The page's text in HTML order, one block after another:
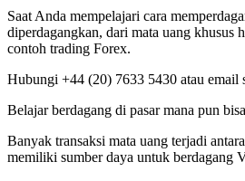
Saat Anda mempelajari cara
diperdagangkan, dari mata uang khusus
contoh trading Forex.
Hubungi +44 (20) 7633 5430 atau
Belajar berdagang di pasar mana pun
Banyak transaksi mata uang terjadi
memiliki sumber daya untuk berdagang